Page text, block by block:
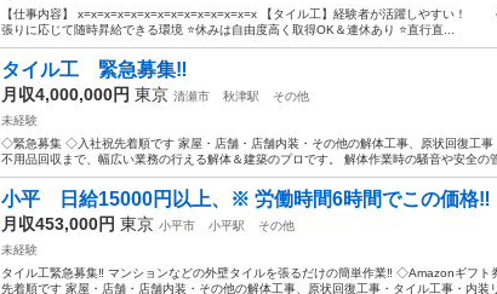
【仕事内容】 x=x=x=x=x=x=x=x=x=x=x=x=x=x 【タイル工】経験者が活躍しやすい！
張りに応じて随時昇給できる環境 ⭐休みは自由度高く取得OK＆連休あり ⭐直行直...
タイル工 緊急募集‼️
月収4,000,000円 東京 清瀬市 秋津駅
その他
未経験
◇緊急募集 ◇入社祝先着順です 家屋・店舗・店舗内装・その他の解体工事、原状回復工事
不用品回収まで、幅広い業務の行える解体＆建築のプロです。 解体作業時の騒音や安全の
小平 日給15000円以上、※ 労働時間6時間でこの価格‼️
月収453,000円 東京 小平市 小平駅
その他
未経験
タイル工緊急募集‼️ マンションなどの外壁タイルを張るだけの簡単作業‼️ ◇Amazonギフ
先着順です 家屋・店舗・店舗内装・その他の解体工事、原状回復工事・タイル工事・内装